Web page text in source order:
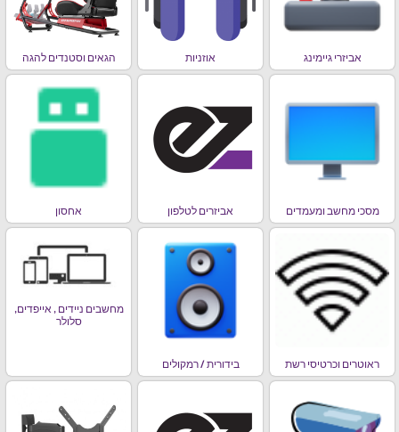
אביזרי גיימינג אוזניות הגאים וסטנדים להגה
מסכי מחשב ומעמדים אביזרים לטלפון אחסון
ראוטרים וכרטיסי רשת בידורית / רמקולים
מחשבים ניידים , אייפדים,
סלולר